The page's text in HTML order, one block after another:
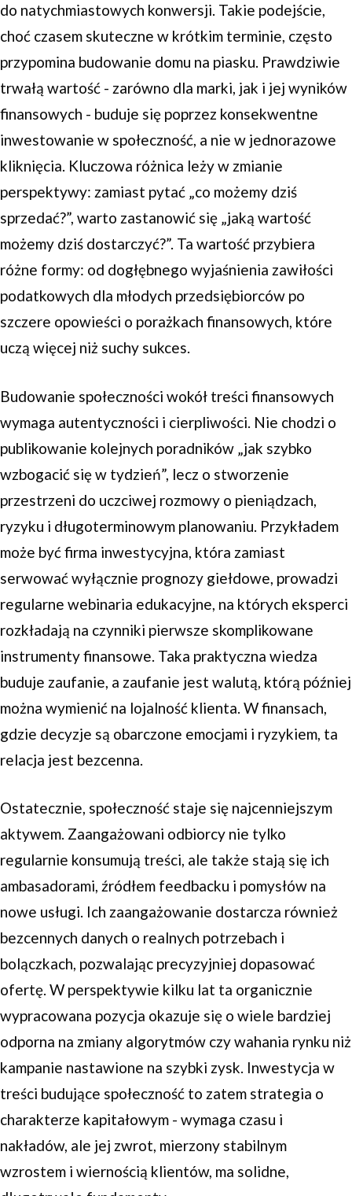
do natychmiastowych konwersji. Takie podejście,
choć czasem skuteczne w krótkim terminie, często
przypomina budowanie domu na piasku. Prawdziwie
trwałą wartość - zarówno dla marki, jak i jej wyników
finansowych - buduje się poprzez konsekwentne
inwestowanie w społeczność, a nie w jednorazowe
kliknięcia. Kluczowa różnica leży w zmianie
perspektywy: zamiast pytać „co możemy dziś
sprzedać?”, warto zastanowić się „jaką wartość
możemy dziś dostarczyć?”. Ta wartość przybiera
różne formy: od dogłębnego wyjaśnienia zawiłości
podatkowych dla młodych przedsiębiorców po
szczere opowieści o porażkach finansowych, które
uczą więcej niż suchy sukces.
Budowanie społeczności wokół treści finansowych
wymaga autentyczności i cierpliwości. Nie chodzi o
publikowanie kolejnych poradników „jak szybko
wzbogacić się w tydzień”, lecz o stworzenie
przestrzeni do uczciwej rozmowy o pieniądzach,
ryzyku i długoterminowym planowaniu. Przykładem
może być firma inwestycyjna, która zamiast
serwować wyłącznie prognozy giełdowe, prowadzi
regularne webinaria edukacyjne, na których eksperci
rozkładają na czynniki pierwsze skomplikowane
instrumenty finansowe. Taka praktyczna wiedza
buduje zaufanie, a zaufanie jest walutą, którą później
można wymienić na lojalność klienta. W finansach,
gdzie decyzje są obarczone emocjami i ryzykiem, ta
relacja jest bezcenna.
Ostatecznie, społeczność staje się najcenniejszym
aktywem. Zaangażowani odbiorcy nie tylko
regularnie konsumują treści, ale także stają się ich
ambasadorami, źródłem feedbacku i pomysłów na
nowe usługi. Ich zaangażowanie dostarcza również
bezcennych danych o realnych potrzebach i
bolączkach, pozwalając precyzyjniej dopasować
ofertę. W perspektywie kilku lat ta organicznie
wypracowana pozycja okazuje się o wiele bardziej
odporna na zmiany algorytmów czy wahania rynku niż
kampanie nastawione na szybki zysk. Inwestycja w
treści budujące społeczność to zatem strategia o
charakterze kapitałowym - wymaga czasu i
nakładów, ale jej zwrot, mierzony stabilnym
wzrostem i wiernością klientów, ma solidne,